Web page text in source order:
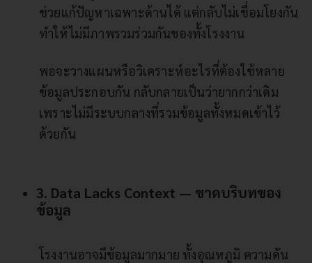
ช่วยแก้ปัญหาเฉพาะด้านได้ แต่กลับไม่เชื่อมโยงกัน
ทำให้ไม่มีภาพรวมร่วมกันของทั้งโรงงาน
พอจะวางแผนหรือวิเคราะห์อะไรที่ต้องใช้หลาย
ข้อมูลประกอบกัน กลับกลายเป็นว่ายากกว่าเดิม
เพราะไม่มีระบบกลางที่รวมข้อมูลทั้งหมดเข้าไว้
ด้วยกัน
3. Data Lacks Context — ขาดบริบทของ
ข้อมูล
โรงงานอาจมีข้อมูลมากมาย ทั้งอุณหภูมิ ความดัน